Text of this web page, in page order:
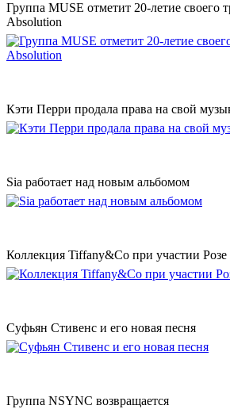
Группа MUSE отметит 20-летие своего
Absolution
Кэти Перри продала права на свой
Sia работает над новым альбомом
Коллекция Tiffany&Co при участии
Суфьян Стивенс и его новая песня
Группа NSYNC возвращается